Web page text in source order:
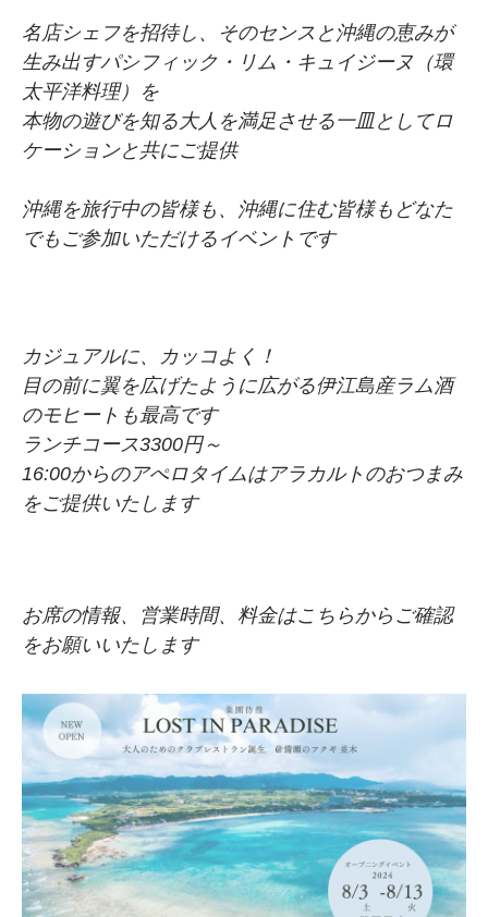
名店シェフを招待し、そのセンスと沖縄の恵みが
生み出すパシフィック・リム・キュイジーヌ（環
太平洋料理）を
本物の遊びを知る大人を満足させる一皿としてロ
ケーションと共にご提供
沖縄を旅行中の皆様も、沖縄に住む皆様もどなた
でもご参加いただけるイベントです
カジュアルに、カッコよく！
目の前に翼を広げたように広がる伊江島産ラム酒
のモヒートも最高です
ランチコース3300円～
16:00からのアぺロタイムはアラカルトのおつまみ
をご提供いたします
お席の情報、営業時間、料金はこちらからご確認
をお願いいたします